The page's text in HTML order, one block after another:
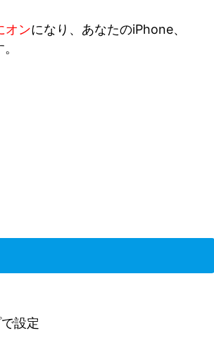
オンになり、あなたのiPhone、
設定